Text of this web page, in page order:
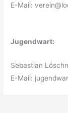
E-Mail:
Jugendwart:
Sebastian
E-Mail: